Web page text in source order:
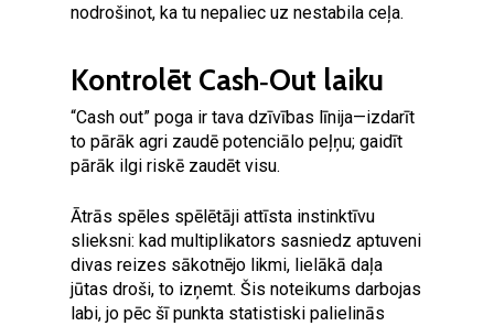
nodrošinot, ka tu nepaliec uz nestabila ceļa.
Kontrolēt Cash‑Out laiku
“Cash out” poga ir tava dzīvības līnija—izdarīt
to pārāk agri zaudē potenciālo peļņu; gaidīt
pārāk ilgi riskē zaudēt visu.
Ātrās spēles spēlētāji attīsta instinktīvu
slieksni: kad multiplikators sasniedz aptuveni
divas reizes sākotnējo likmi, lielākā daļa
jūtas droši, to izņemt. Šis noteikums darbojas
labi, jo pēc šī punkta statistiski palielinās